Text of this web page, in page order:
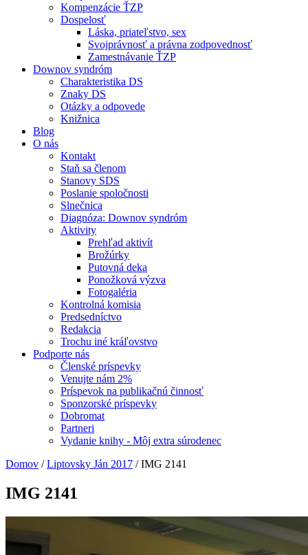
Kompenzácie ŤZP
Dospelosť
Láska, priateľstvo, sex
Svojprávnosť a právna zodpovednosť
Zamestnávanie ŤZP
Downov syndróm
Charakteristika DS
Znaky DS
Otázky a odpovede
Knižnica
Blog
O nás
Kontakt
Staň sa členom
Stanovy SDS
Poslanie spoločnosti
Slnečnica
Diagnóza: Downov syndróm
Aktivity
Prehľad aktivít
Brožúrky
Putovná deka
Ponožková výzva
Fotogaléria
Kontrolná komisia
Predsedníctvo
Redakcia
Trochu iné kráľovstvo
Podporte nás
Členské príspevky
Venujte nám 2%
Príspevok na publikačnú činnosť
Sponzorské príspevky
Dobromat
Partneri
Vydanie knihy - Môj extra súrodenec
Domov /Liptovsky Ján 2017 /IMG 2141
IMG 2141